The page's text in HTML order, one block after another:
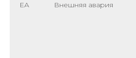
EA Внешняя авария